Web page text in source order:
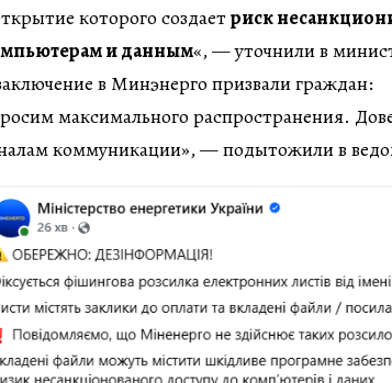
которого создает риск
и данным«, — уточнили в
в Минэнерго призвали граждан:
максимального распространения.
коммуникации», — подытожили в